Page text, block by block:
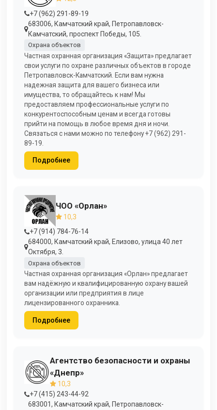
+7 (962) 291-89-19
683006, Камчатский край, Петропавловск-
Камчатский, проспект Победы, 105.
Охрана объектов
Частная охранная организация «Защита» предлагает
свои услуги по охране различных объектов в городе
Петропавловск-Камчатский. Если вам нужна
надежная защита для вашего бизнеса или
имущества, то обращайтесь к нам! Мы
предоставляем профессиональные услуги по
конкурентоспособным ценам и всегда готовы
прийти на помощь в любое время дня и ночи.
Связаться с нами можно по телефону +7 (962) 291-
89-19.
Подробнее
ЧОО «Орлан»
10,3
+7 (914) 784-76-14
684000, Камчатский край, Елизово, улица 40 лет
Октября, 3.
Охрана объектов
Частная охранная организация «Орлан» предлагает
вам надёжную и квалифицированную охрану вашей
организации или предприятия в лице
лицензированного охранника.
Подробнее
Агентство безопасности и охраны
«Днепр»
10,3
+7 (415) 243-44-92
683001, Камчатский край, Петропавловск-